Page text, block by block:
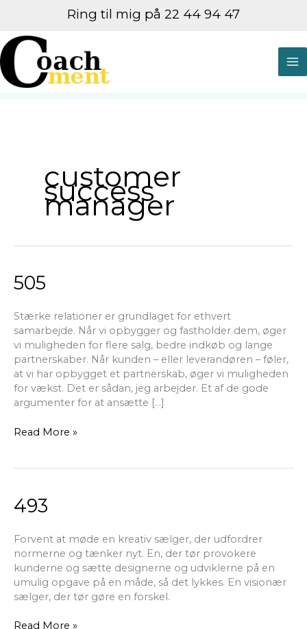
indholdet
Ring til mig på 22 44 94 47
customer
success
manager
505
Stærke relationer er grundlaget for ethvert
samarbejde. Når vi opbygger og fastholder dem, øger
vi muligheden for flere salg, bedre indkøb og lange
partnerskaber. Når kunden – eller leverandøren – føler,
at vi har opbygget et partnerskab, øger vi muligheden
for vækst. Det er sådan, jeg arbejder. Et af de gode
argumenter for at ansætte […]
505
Read More »
493
Forvent at møde en kreativ sælger, der udfordrer
normerne og tænker nyt. En, der tør provokere
kunderne og sætte designerne og udviklerne på en
umulig opgave på en måde, så det lykkes. En visionær
sælger, der tør gøre en forskel.
493
Read More »